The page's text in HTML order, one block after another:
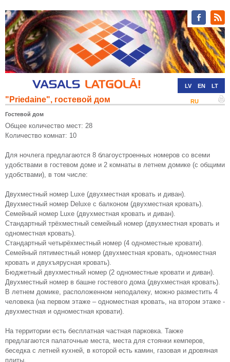
LV EN LT
RU
"Priedaine", гостевой дом
Гостевой дом
Общее количество мест: 28
Количество комнат: 10
Для ночлега предлагаются 8 благоустроенных номеров со всеми
удобствами в гостевом доме и 2 комнаты в летнем домике (с общими
удобствами), в том числе:
Двухместный номер Luxe (двухместная кровать и диван).
Двухместный номер Deluxe с балконом (двухместная кровать).
Семейный номер Luxe (двухместная кровать и диван).
Стандартный трёхместный семейный номер (двухместная кровать и
одноместная кровать).
Стандартный четырёхместный номер (4 одноместные кровати).
Семейный пятиместный номер (двухместная кровать, одноместная
кровать и двухъярусная кровать).
Бюджетный двухместный номер (2 одноместные кровати и диван).
Двухместный номер в башне гостевого дома (двухместная кровать).
В летнем домике, расположенном неподалеку, можно разместить 4
человека (на первом этаже – одноместная кровать, на втором этаже -
двухместная и одноместная кровати).
На территории есть бесплатная частная парковка. Также
предлагаются палаточные места, места для стоянки кемперов,
беседка с летней кухней, в которой есть камин, газовая и дровяная
плиты.